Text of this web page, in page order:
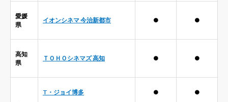
愛媛
県
イオンシネマ 今治新都市 ● ●
高知
県
ＴＯＨＯシネマズ 高知 ● ●
T・ジョイ博多 ● ●